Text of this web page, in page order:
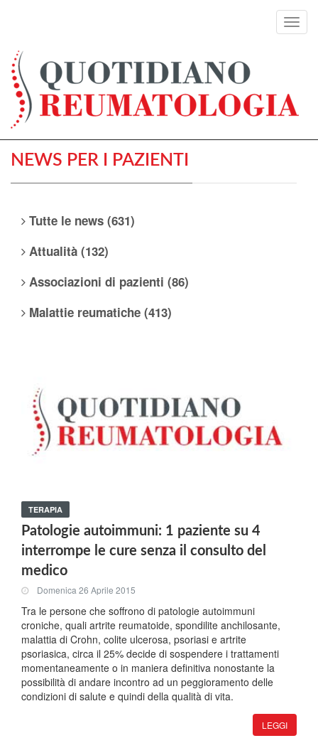
NEWS PER I PAZIENTI
Tutte le news (631)
Attualità (132)
Associazioni di pazienti (86)
Malattie reumatiche (413)
TERAPIA
Patologie autoimmuni: 1 paziente su 4
interrompe le cure senza il consulto del
medico
Domenica 26 Aprile 2015
Tra le persone che soffrono di patologie autoimmuni
croniche, quali artrite reumatoide, spondilite anchilosante,
malattia di Crohn, colite ulcerosa, psoriasi e artrite
psoriasica, circa il 25% decide di sospendere i trattamenti
momentaneamente o in maniera definitiva nonostante la
possibilità di andare incontro ad un peggioramento delle
condizioni di salute e quindi della qualità di vita.
LEGGI